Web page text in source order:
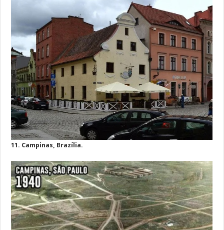
11. Campinas, Brazília.